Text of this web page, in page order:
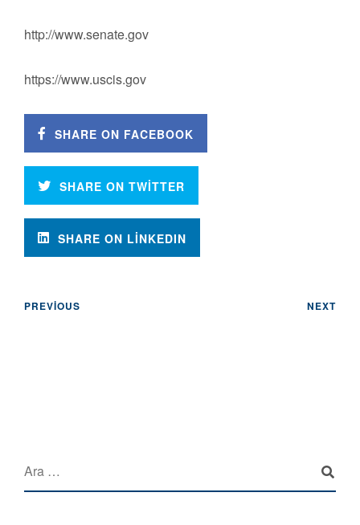
http://www.senate.gov
https://www.uscis.gov
SHARE ON FACEBOOK
SHARE ON TWITTER
SHARE ON LINKEDIN
PREVIOUS NEXT